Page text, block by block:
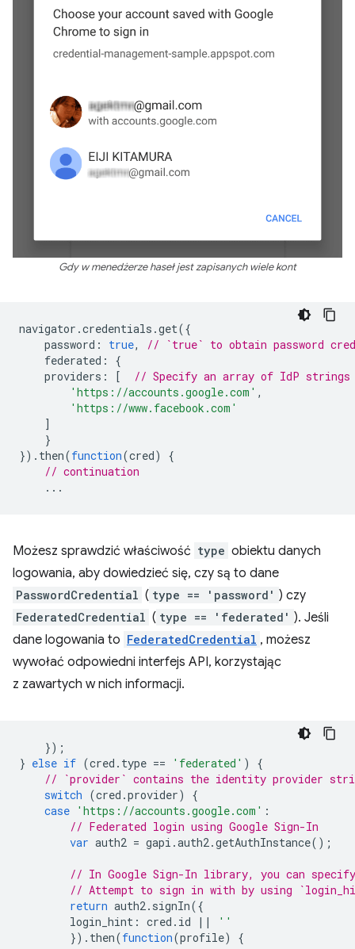
Gdy w menedżerze haseł jest zapisanych wiele kont
navigator .credentials .get({
password : true,
// `true` to obtain password
federated :
{
providers : [
// Specify an array of IdP strings
'https://accounts.google.com' ,
'https://www.facebook.com'
]
}
}). then(function(cred)
{
// continuation
...
Możesz sprawdzić właściwość type obiektu danych
logowania, aby dowiedzieć się, czy są to dane
PasswordCredential ( type == 'password' ) czy
FederatedCredential ( type == 'federated' ). Jeśli
dane logowania to FederatedCredential , możesz
wywołać odpowiedni interfejs API, korzystając
z zawartych w nich informacji.
});
} else if (cred . type == 'federated' )
{
// `provider` contains the identity provider
switch (cred .provider)
{
case 'https://accounts.google.com' :
// Federated login using Google Sign-In
var auth2 = gapi .auth2 .getAuthInstance();
// In Google Sign-In library, you can
// Attempt to sign in with by using
return auth2 . signIn({
login_hint : cred . id ||
''
}). then(function(profile)
{